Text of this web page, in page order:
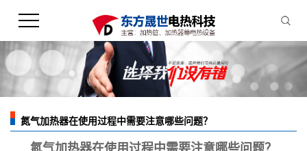
氮气加热器在使用过程中需要注意哪些问题？
您的当前位置：首 页>>新闻中心>>行业新闻
氮气加热器在使用过程中需要注意哪些问题？